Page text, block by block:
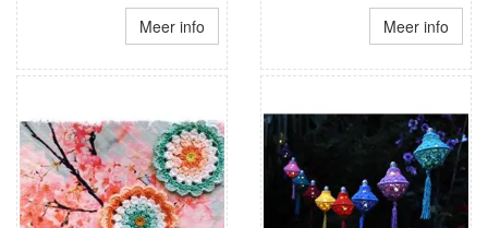
Meer info Meer info